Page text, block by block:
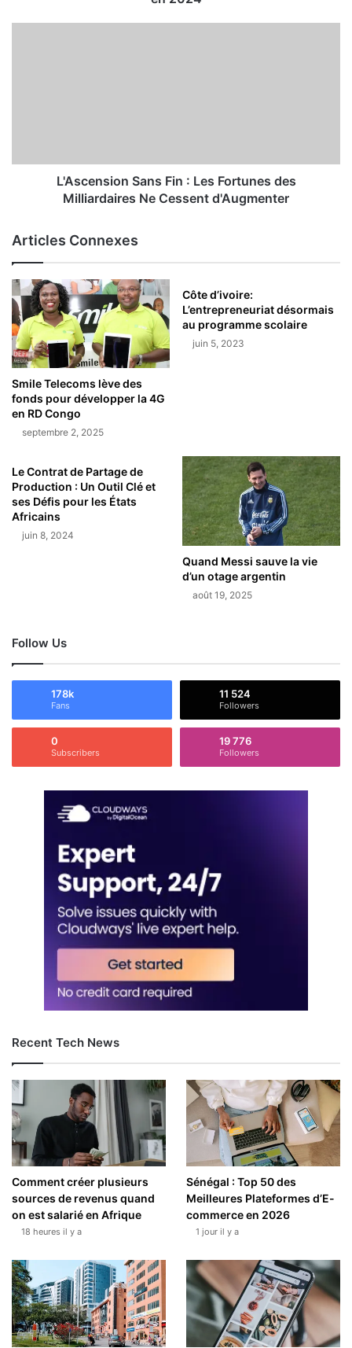
L'Ascension Sans Fin : Les Fortunes des
Milliardaires Ne Cessent d'Augmenter
Articles Connexes
Smile Telecoms lève des
fonds pour développer la 4G
en RD Congo
septembre 2, 2025
Côte d’ivoire:
L’entrepreneuriat désormais
au programme scolaire
juin 5, 2023
Le Contrat de Partage de
Production : Un Outil Clé et
ses Défis pour les États
Africains
juin 8, 2024
Quand Messi sauve la vie
d’un otage argentin
août 19, 2025
Follow Us
178k
Fans
11 524
Followers
0
Subscribers
19 776
Followers
Recent Tech News
Comment créer plusieurs
sources de revenus quand
on est salarié en Afrique
18 heures il y a
Sénégal : Top 50 des
Meilleures Plateformes d’E-
commerce en 2026
1 jour il y a